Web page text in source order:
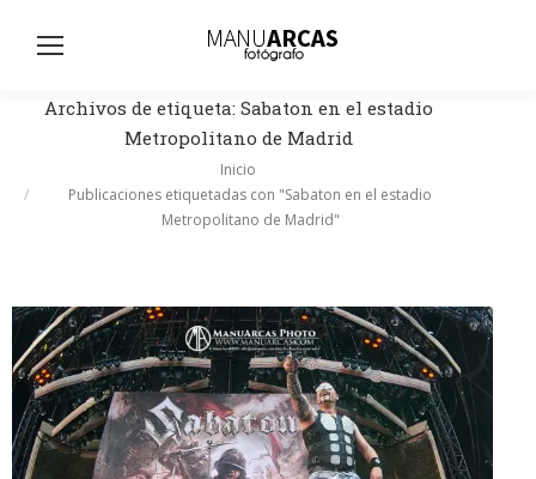
Archivos de etiqueta: Sabaton en el estadio
Metropolitano de Madrid
Inicio
Publicaciones etiquetadas con "Sabaton en el estadio
Metropolitano de Madrid"